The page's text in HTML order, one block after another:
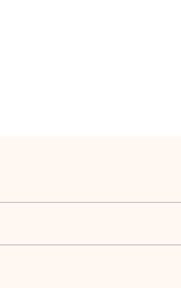
Contacto